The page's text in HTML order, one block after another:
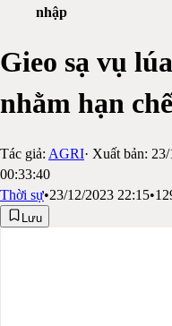
nhập
Gieo sạ vụ
nhằm hạn
Tác giả: AGRI· Xuất bản:
00:33:40
Thời sự•23/12/2023 22:15•
Lưu